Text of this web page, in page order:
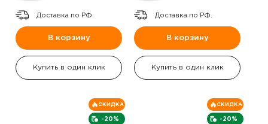
Доставка по РФ.
В корзину
Купить в один клик
Доставка по РФ.
В корзину
Купить в один клик
-20%
СКИДКА
-20%
СКИДКА